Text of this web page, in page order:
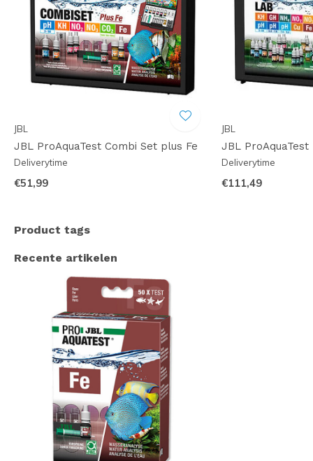
JBL
JBL ProAquaTest Combi Set plus Fe
Deliverytime
€51,99
JBL
JBL
Deliverytime
€111,49
Product tags
Recente artikelen